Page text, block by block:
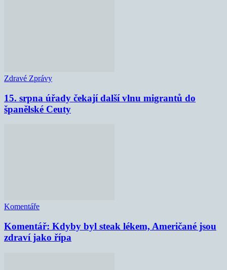
Zdravé Zprávy
15. srpna úřady čekají další vlnu migrantů do
španělské Ceuty
Komentáře
Komentář: Kdyby byl steak lékem, Američané jsou
zdraví jako řípa